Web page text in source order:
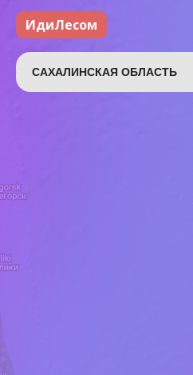
ИдиЛесом
САХАЛИНСКАЯ ОБЛАСТЬ